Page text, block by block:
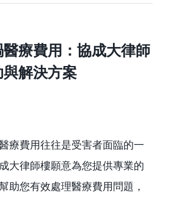
療費用：協成大律師
解決方案
療費用往往是受害者面臨的一
大律師樓願意為您提供專業的
助您有效處理醫療費用問題，